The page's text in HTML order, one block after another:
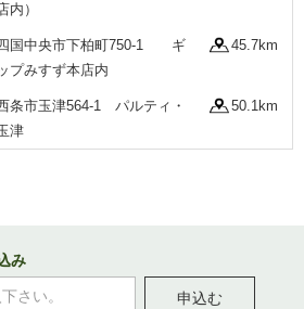
内）
国中央市下柏町750-1 ギ
プみすず本店内
45.7km
市玉津564-1 パルティ・
津
50.1km
み
申込む